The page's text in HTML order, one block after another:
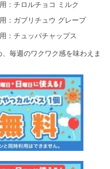
：チロルチョコ ミルク
：ガブリチュウ グレープ
：チュッパチャップス
毎週のワクワク感を味わえま